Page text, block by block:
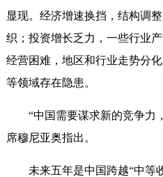
显现。经济增速换挡，结构调
织；投资增长乏力，一些行业
经营困难，地区和行业走势分
等领域存在隐患。
“中国需要谋求新的竞争力
席穆尼亚奥指出。
未来五年是中国跨越“中等收